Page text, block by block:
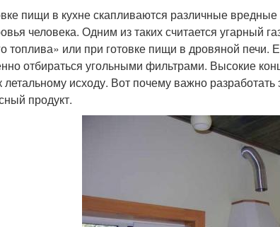
пищи в кухне скапливаются различные
человека. Одним из таких считается угарный
топлива» или при готовке пищи в дровяной
отбираться угольными фильтрами. Высокие
летальному исходу. Вот почему важно
продукт.